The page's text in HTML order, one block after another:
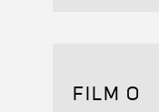
FILM O